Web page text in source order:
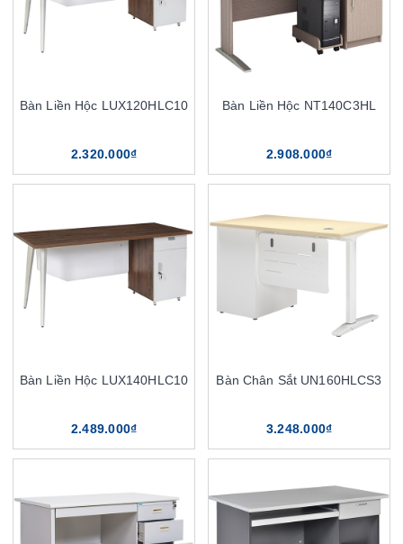
Bàn Liền Hộc LUX120HLC10
2.320.000₫
Bàn Liền Hộc NT140C3HL
2.908.000₫
Bàn Liền Hộc LUX140HLC10
2.489.000₫
Bàn Chân Sắt UN160HLCS3
3.248.000₫